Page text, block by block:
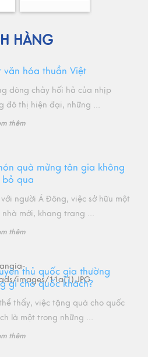
HÀNG
văn hóa thuần Việt
dòng chảy hối hả của nhịp
đô thị hiện đại, những ...
thêm
quà mừng tân gia không
bỏ qua
người Á Đông, việc sở hữu một
nhà mới, khang trang ...
thêm
thủ quốc gia thường
gì cho quốc khách?
thấy, việc tặng quà cho quốc
là một trong những ...
thêm